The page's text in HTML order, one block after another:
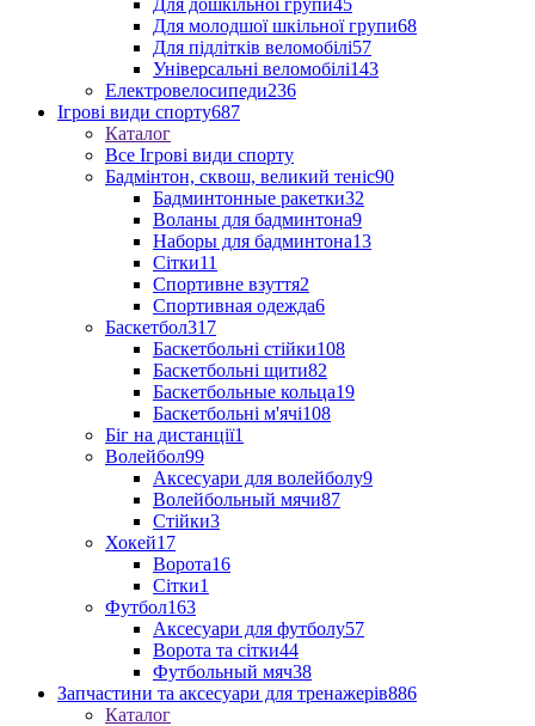
Для дошкільної групи45
Для молодшої шкільної групи68
Для підлітків веломобілі57
Універсальні веломобілі143
Електровелосипеди236
Ігрові види спорту687
Каталог
Все Ігрові види спорту
Бадмінтон, сквош, великий теніс90
Бадминтонные ракетки32
Воланы для бадминтона9
Наборы для бадминтона13
Сітки11
Спортивне взуття2
Спортивная одежда6
Баскетбол317
Баскетбольні стійки108
Баскетбольні щити82
Баскетбольные кольца19
Баскетбольні м'ячі108
Біг на дистанції1
Волейбол99
Аксесуари для волейболу9
Волейбольный мячи87
Стійки3
Хокей17
Ворота16
Сітки1
Футбол163
Аксесуари для футболу57
Ворота та сітки44
Футбольный мяч38
Запчастини та аксесуари для тренажерів886
Каталог